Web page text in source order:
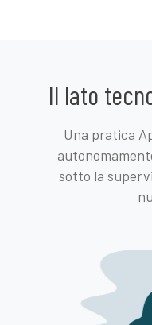
Il lato
Una pratica
sotto la